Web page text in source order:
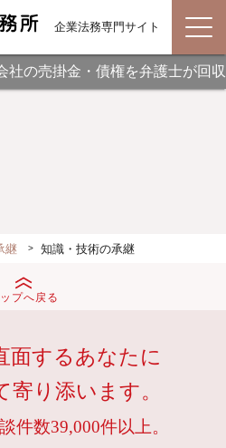
企業法務専門サイト
社の売掛金・債権を弁護士が回収
継 知識・技術の承継
ップへ戻る
面するあなたに
寄り添います。
件数39,000件以上。